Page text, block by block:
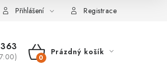
Přihlášení Registrace
NÁKUPNÍ
Prázdný košík